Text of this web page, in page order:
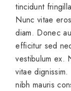
tincidunt
Nunc vitae
diam. Donec
efficitur sed
vestibulum ex.
vitae
nibh mauris